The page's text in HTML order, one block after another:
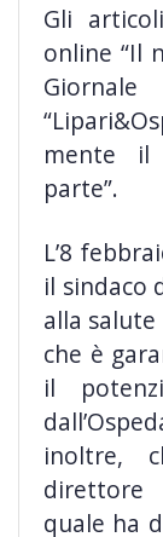
Gli
online “Il
mente il
parte”.
L’8
il sindaco
alla
che è
il
inoltre,
direttore
quale ha